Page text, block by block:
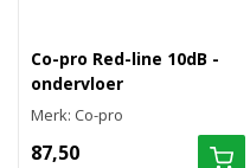
Co-pro Red-line 10dB -
ondervloer
Merk: Co-pro
87,50